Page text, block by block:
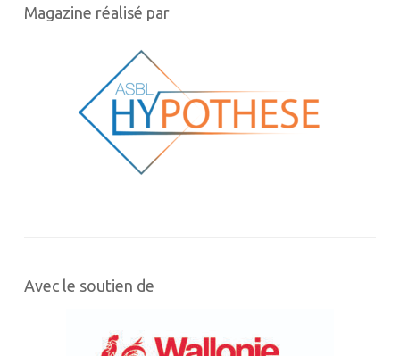
Magazine réalisé par
Avec le soutien de